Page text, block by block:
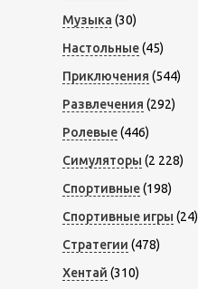
Музыка (30)
Настольные(45)
Приключения (544)
Развлечения (292)
Ролевые(446)
Симуляторы (2 228)
Спортивные(198)
Спортивные игры (24)
Стратегии (478)
Хентай (310)